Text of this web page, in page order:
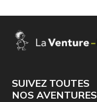
SUIVEZ TOUTES
NOS AVENTURES